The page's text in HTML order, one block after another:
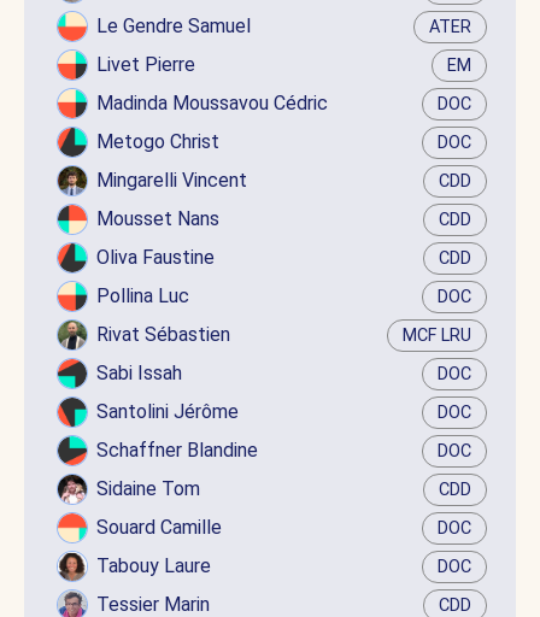
Le Gendre Samuel ATER
Livet Pierre EM
Madinda Moussavou Cédric DOC
Metogo Christ DOC
Mingarelli Vincent CDD
Mousset Nans CDD
Oliva Faustine CDD
Pollina Luc DOC
Rivat Sébastien MCF LRU
Sabi Issah DOC
Santolini Jérôme DOC
Schaffner Blandine DOC
Sidaine Tom CDD
Souard Camille DOC
Tabouy Laure DOC
Tessier Marin CDD